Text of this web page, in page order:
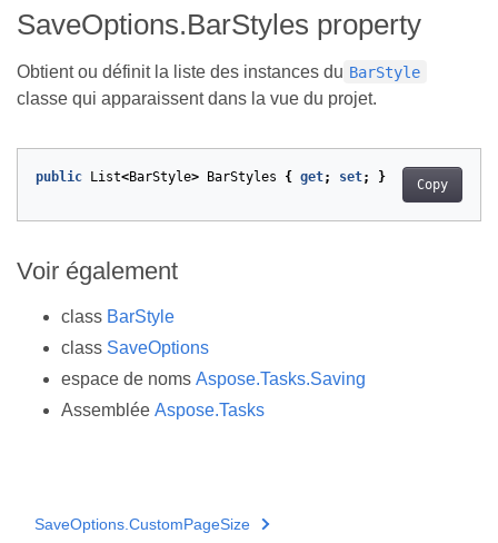
SaveOptions.BarStyles property
Obtient ou définit la liste des instances du BarStyle
classe qui apparaissent dans la vue du projet.
Copy
public List<BarStyle> BarStyles { get; set; }
Voir également
class BarStyle
class SaveOptions
espace de noms Aspose.Tasks.Saving
Assemblée Aspose.Tasks
SaveOptions.CustomPageSize